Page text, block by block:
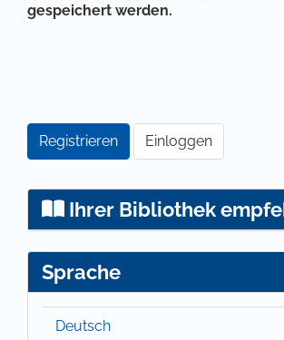
gespeichert werden.
Registrieren Einloggen
Ihrer Bibliothek
Sprache
Deutsch